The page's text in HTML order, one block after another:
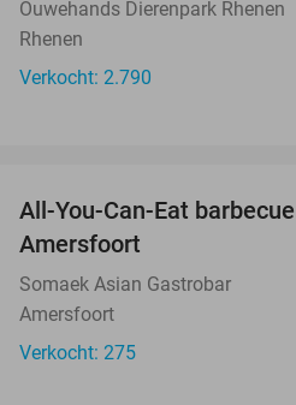
Ouwehands Dierenpark Rhenen
Rhenen
Verkocht: 2.790
All-You-Can-Eat
Amersfoort
Somaek Asian Gastrobar
Amersfoort
Verkocht: 275